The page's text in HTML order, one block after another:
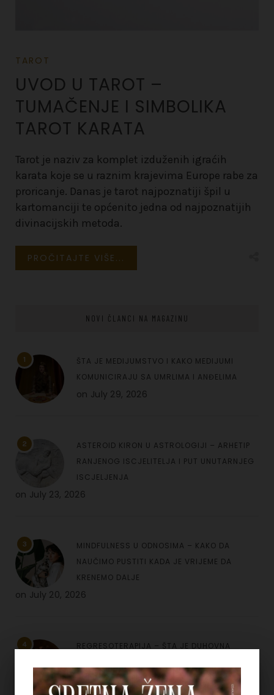
TAROT
UVOD U TAROT –
TUMAČENJE I SIMBOLIKA
TAROT KARATA
Tarot je naziv za komplet izduženih igraćih
karata koje se u raznim krajevima Europe rabe za
proricanje. Danas je tarot najpoznatiji špil u
kartomanciji te općenito jedna od najpoznatijih
divinacijskih metoda.
PROČITAJTE VIŠE...
NOVI ČLANCI NA MAGAZINU
1
ŠTA JE MEDIJUMSTVO I KAKO MEDIJUMI
KOMUNICIRAJU SA UMRLIMA I ANĐELIMA
on July 29, 2026
2
ASTEROID KIRON U ASTROLOGIJI – ARHETIP
RANJENOG ISCJELITELJA I PUT UNUTARNJEG
ISCJELJENJA
on July 23, 2026
3
MINDFULNESS U ODNOSIMA – KAKO DA
NAUČIMO PUSTITI KADA JE VRIJEME DA
KRENEMO DALJE
on July 20, 2026
4
REGRESOTERAPIJA – ŠTA JE DUHOVNA
ŽIVOTA MOGU POMOĆI